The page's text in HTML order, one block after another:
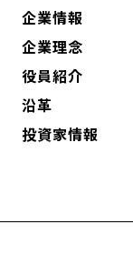
企業情報
企業理念
役員紹介
沿革
投資家情報